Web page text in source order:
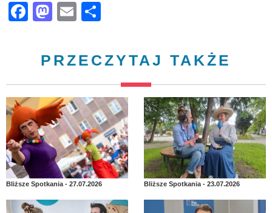
Facebook
Mastodon
Email
PRZECZYTAJ TAKŻE
Bliższe Spotkania - 27.07.2026 Bliższe Spotkania - 23.07.2026